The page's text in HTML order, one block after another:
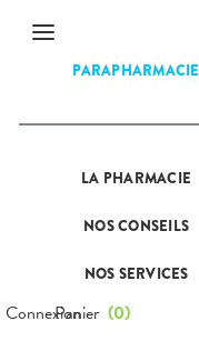
Menu
PARAPHARMACIE
BÉBÉ-Etendre
être
-
Soins
Auto-tests
Contention et
Immobilisation
Instruments
MINCEUR-
Minceur
Sport
PHYTO-
AROMA-
LA PHARMACIE
PRÉSENTATION
SERVICES
NOSCONSEILS
NOS
MALADIES
NOS SERVICES
PRISE
RENDEZ-
VOUS
Connexion
Panier (0)